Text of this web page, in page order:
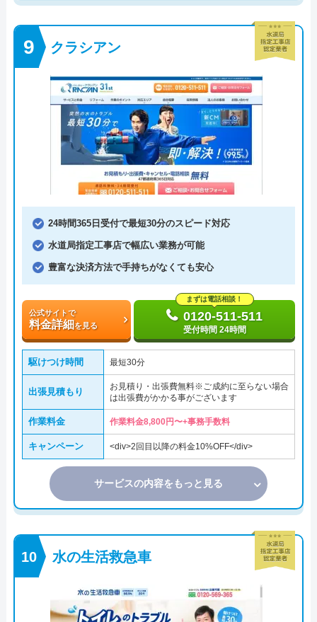
クラシアン
24時間365日受付で最短30分のスピード対応
水道局指定工事店で幅広い業務が可能
豊富な決済方法で手持ちがなくても安心
公式サイトで
料金詳細を見る
まずは電話相談！
0120-511-511
受付時間 24時間
駆けつけ時間 最短30分
出張見積もり
お見積り・出張費無料※ご成約に至らない場合
は出張費がかかる事がございます
作業料金 作業料金8,800円〜+事務手数料
キャンペーン <div>2回目以降の料金10%OFF</div>
サービスの内容をもっと見る
水の生活救急車